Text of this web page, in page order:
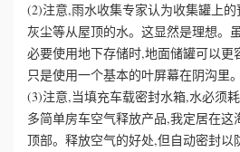
(2)注意,雨水收集专家认为收集罐上的
灰尘等从屋顶的水。这显然是理想。
必要使用地下存储时,地面储罐可以更
只是使用一个基本的叶屏幕在阴沟里。
(3)注意,当填充车载密封水箱,水必须
多简单房车空气释放产品,我定居在这
顶部。释放空气的好处,但自动密封以